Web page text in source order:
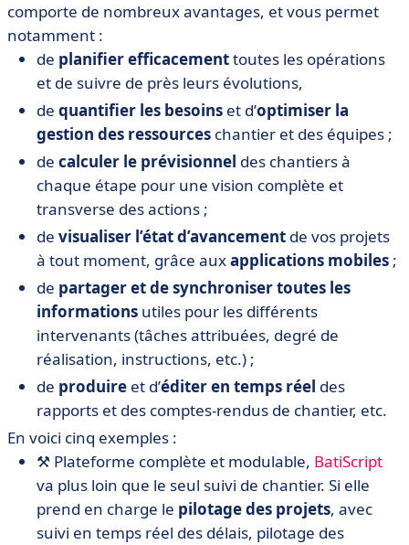
comporte de nombreux avantages, et vous permet
notamment :
de planifier efficacementtoutes les opérations
et de suivre de près leurs évolutions,
de quantifier les besoins et d’optimiser la
gestion des ressources chantier et des équipes ;
de calculer le prévisionnel des chantiers à
chaque étape pour une vision complète et
transverse des actions ;
de visualiser l’état d’avancement de vos projets
à tout moment, grâce auxapplications mobiles ;
de partager et de synchroniser toutes les
informations utiles pour les différents
intervenants (tâches attribuées, degré de
réalisation, instructions, etc.) ;
de produire et d’éditer en temps réel des
rapports et des comptes-rendus de chantier, etc.
En voici cinq exemples :
⚒️ Plateforme complète et modulable, BatiScript
va plus loin que le seul suivi de chantier. Si elle
prend en charge le pilotage des projets, avec
suivi en temps réel des délais, pilotage des